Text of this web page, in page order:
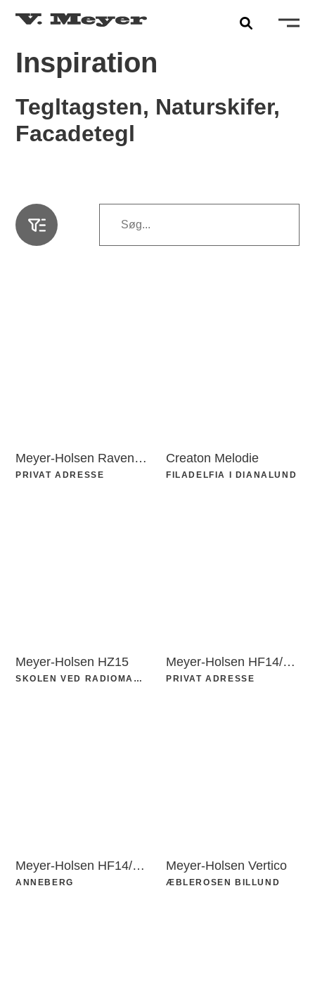
Inspiration
Tegltagsten, Naturskifer,
Facadetegl
Meyer-Holsen Ravensberger Light
PRIVAT ADRESSE
Creaton Melodie
FILADELFIA I DIANALUND
Meyer-Holsen HZ15
SKOLEN VED RADIOMARKEN
Meyer-Holsen HF14/Vario
PRIVAT ADRESSE
Meyer-Holsen HF14/Vario
ANNEBERG
Meyer-Holsen Vertico
ÆBLEROSEN BILLUND